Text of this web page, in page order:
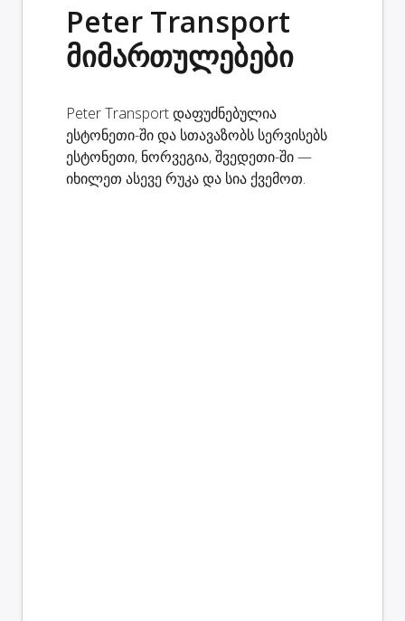
Peter Transport
მიმართულებები
Peter Transport დაფუძნებულია
ესტონეთი-ში და სთავაზობს სერვისებს
ესტონეთი, ნორვეგია, შვედეთი-ში —
იხილეთ ასევე რუკა და სია ქვემოთ.